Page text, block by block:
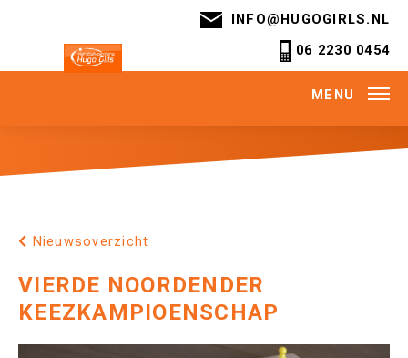
INFO@HUGOGIRLS.NL
06 2230 0454
MENU
Nieuwsoverzicht
VIERDE NOORDENDER
KEEZKAMPIOENSCHAP